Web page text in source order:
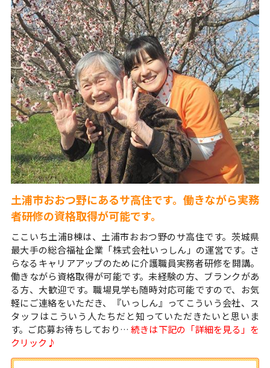
土浦市おおつ野にあるサ高住です。働きながら実務
者研修の資格取得が可能です。
ここいち土浦B棟は、土浦市おおつ野のサ高住です。茨城県
最大手の総合福祉企業「株式会社いっしん」の運営です。さ
らなるキャリアアップのために介護職員実務者研修を開講。
働きながら資格取得が可能です。未経験の方、ブランクがあ
る方、大歓迎です。職場見学も随時対応可能ですので、お気
軽にご連絡をいただき、『いっしん』ってこういう会社、ス
タッフはこういう人たちだと知っていただきたいと思いま
す。ご応募お待ちしており… 続きは下記の「詳細を見る」を
クリック♪